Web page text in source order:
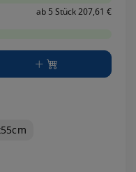
ab 5 Stück 207,61 €